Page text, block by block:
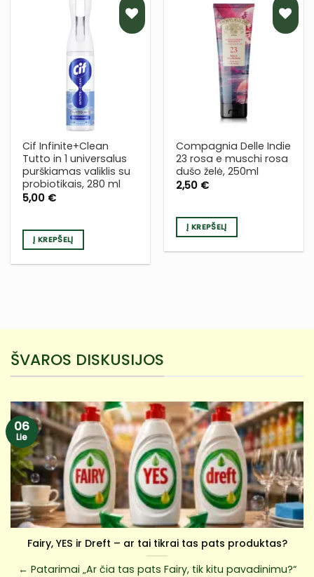
Cif Infinite+Clean
Tutto in 1 universalus
purškiamas valiklis su
probiotikais, 280 ml
5,00 €
Į KREPŠELĮ
Compagnia Delle Indie
23 rosa e muschi rosa
dušo želė, 250ml
2,50 €
Į KREPŠELĮ
ŠVAROS DISKUSIJOS
Fairy, YES ir Dreft – ar tai tikrai tas pats produktas?
← Patarimai „Ar čia tas pats Fairy, tik kitu pavadinimu?“
06
Lie